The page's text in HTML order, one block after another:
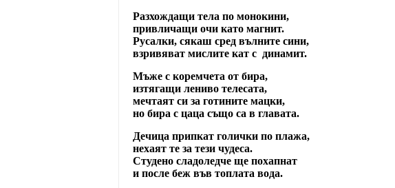
Разхождащи тела по монокини,
привличащи очи като магнит.
Русалки, сякаш сред вълните сини,
взривяват мислите кат с динамит.
Мъже с коремчета от бира,
изтягащи лениво телесата,
мечтаят си за готините мацки,
но бира с цаца също са в главата.
Дечица припкат голички по плажа,
нехаят те за тези чудеса.
Студено сладоледче ще похапнат
и после беж във топлата вода.